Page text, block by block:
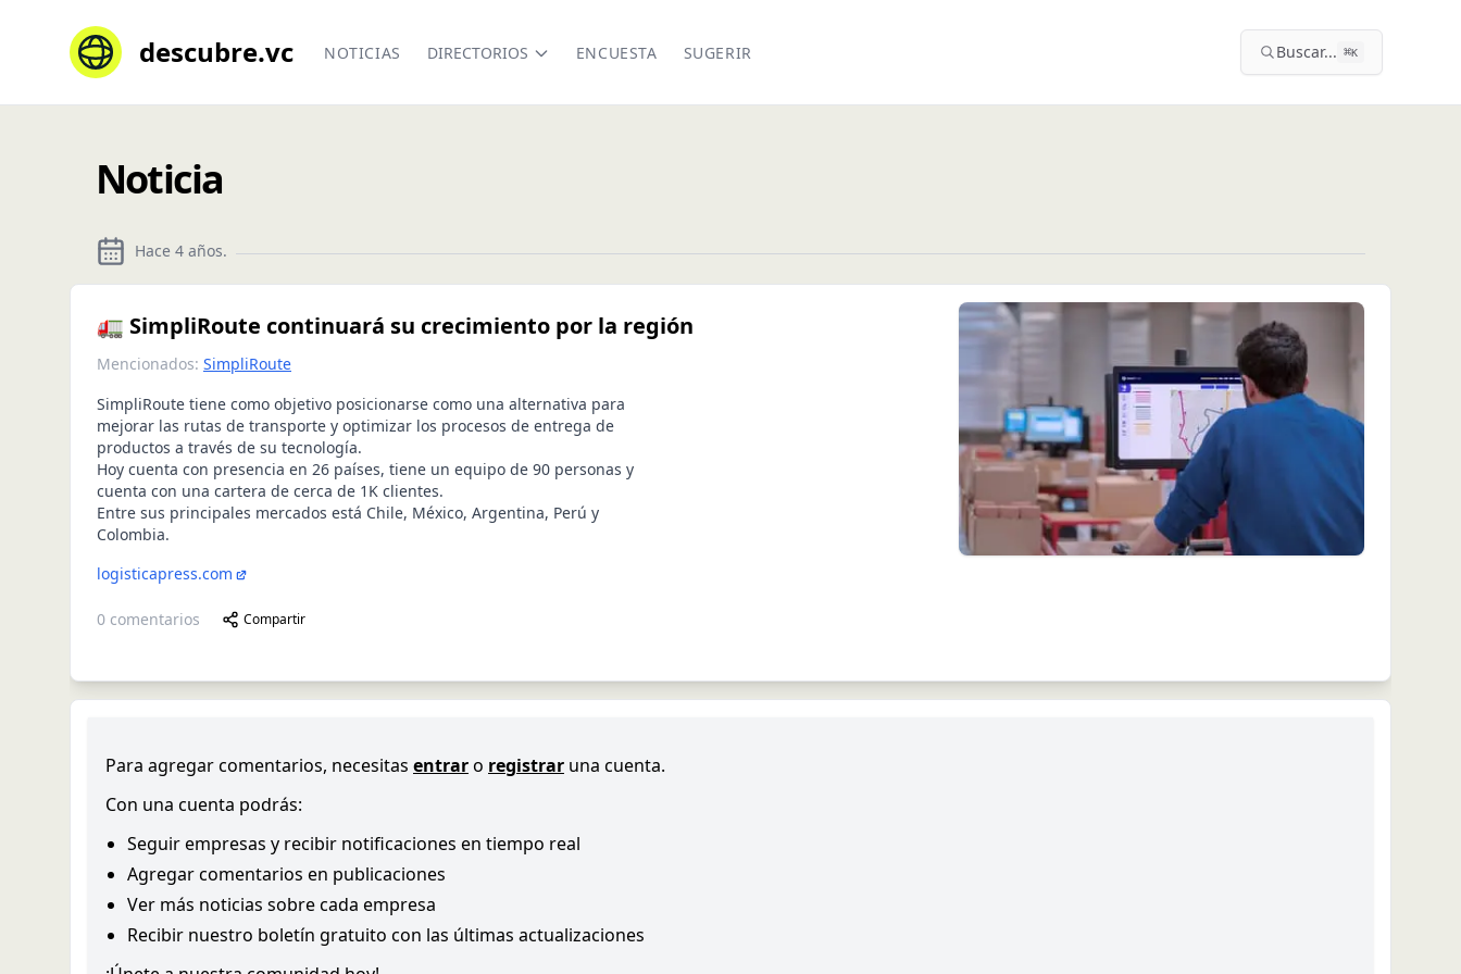
descubre.vc NOTICIAS DIRECTORIOS ENCUESTA SUGERIR Buscar... ⌘K
Noticia
Hace 4 años.
🚛 SimpliRoute continuará su crecimiento por la región
Mencionados: SimpliRoute
SimpliRoute tiene como objetivo posicionarse como una alternativa para
mejorar las rutas de transporte y optimizar los procesos de entrega de
productos a través de su tecnología.
Hoy cuenta con presencia en 26 países, tiene un equipo de 90 personas y
cuenta con una cartera de cerca de 1K clientes.
Entre sus principales mercados está Chile, México, Argentina, Perú y
Colombia.
logisticapress.com
0 comentarios Compartir
Para agregar comentarios, necesitas entraro registrar una cuenta.
Con una cuenta podrás:
Seguir empresas y recibir notificaciones en tiempo real
Agregar comentarios en publicaciones
Ver más noticias sobre cada empresa
Recibir nuestro boletín gratuito con las últimas actualizaciones